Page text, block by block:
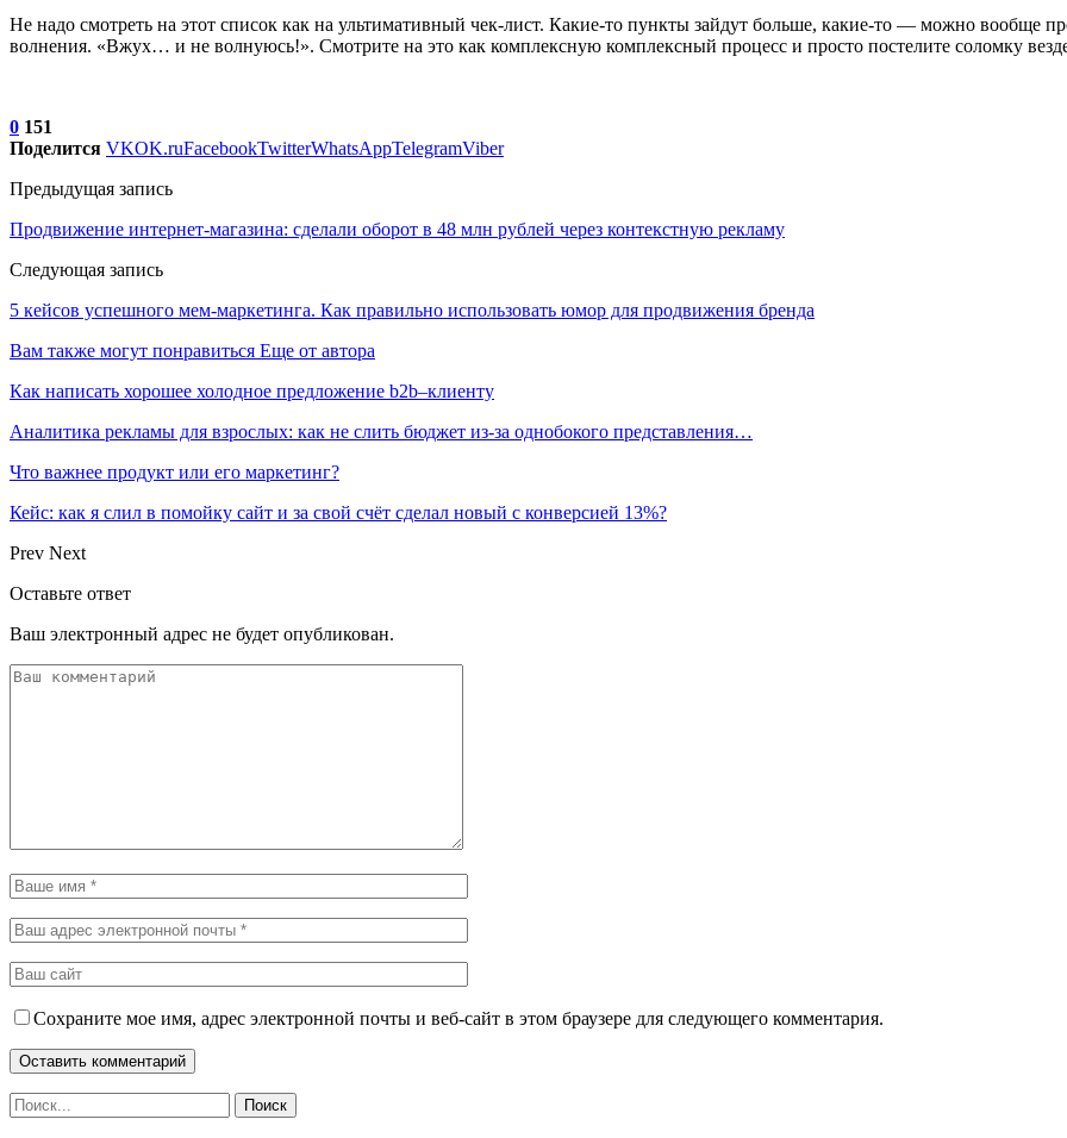
Не надо смотреть на этот список как на ультимативный чек-лист. Какие-то пункты зайдут больше, какие-то — можно вообще
волнения. «Вжух… и не волнуюсь!». Смотрите на это как комплексную комплексный процесс и просто постелите соломку
0 151
Поделится VKOK.ruFacebookTwitterWhatsAppTelegramViber
Предыдущая запись
Продвижение интернет-магазина: сделали оборот в 48 млн рублей через контекстную рекламу
Следующая запись
5 кейсов успешного мем-маркетинга. Как правильно использовать юмор для продвижения бренда
Вам также могут понравиться Еще от автора
Как написать хорошее холодное предложение b2b–клиенту
Аналитика рекламы для взрослых: как не слить бюджет из-за однобокого представления…
Что важнее продукт или его маркетинг?
Кейс: как я слил в помойку сайт и за свой счёт сделал новый с конверсией 13%?
Prev Next
Оставьте ответ
Ваш электронный адрес не будет опубликован.
Сохраните мое имя, адрес электронной почты и веб-сайт в этом браузере для следующего комментария.